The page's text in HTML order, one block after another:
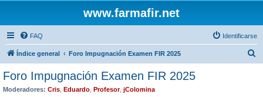
www.farmafir.net
FAQ Identificarse
Índice general Foro Impugnación Examen FIR 2025
Foro Impugnación Examen FIR 2025
Moderadores: Cris Eduardo Profesor, jColomina